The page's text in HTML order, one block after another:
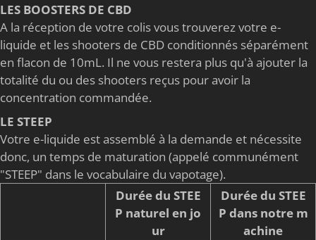
LES BOOSTERS DE CBD
A la réception de votre colis vous trouverez votre e-
liquide et les shooters de CBD conditionnés séparément
en flacon de 10mL. Il ne vous restera plus qu'à ajouter la
totalité du ou des shooters reçus pour avoir la
concentration commandée.
LE STEEP
Votre e-liquide est assemblé à la demande et nécessite
donc, un temps de maturation (appelé communément
"STEEP" dans le vocabulaire du vapotage).
Durée du STEE
P naturel en jo
ur
Durée du STEE
P dans notre m
achine